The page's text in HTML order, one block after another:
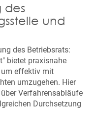
des
und
des Betriebsrats:
bietet praxisnahe
um effektiv mit
umzugehen. Hier
Verfahrensabläufe
Durchsetzung